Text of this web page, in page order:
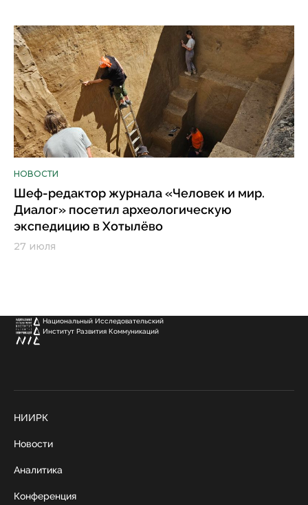
НОВОСТИ
Шеф-редактор журнала «Человек и мир.
Диалог» посетил археологическую
экспедицию в Хотылёво
27 июля
Национальный Исследовательский
Институт Развития Коммуникаций
НИИРК
Новости
Аналитика
Конференция